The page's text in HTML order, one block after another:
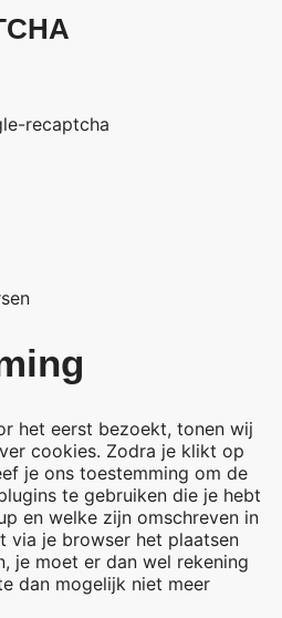
recaptcha
het eerst bezoekt, tonen wij
cookies. Zodra je klikt op
je ons toestemming om de
te gebruiken die je hebt
en welke zijn omschreven in
via je browser het plaatsen
je moet er dan wel rekening
dan mogelijk niet meer